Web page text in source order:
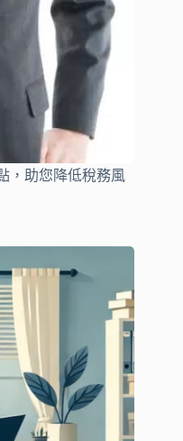
，助您降低稅務風